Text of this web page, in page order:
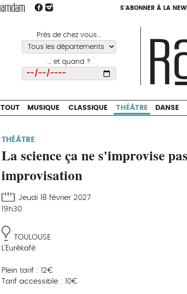
S'ABONNER À LA
Près de chez vous...
... et quand ?
S'ABONNER À LA
TOUT MUSIQUE CLASSIQUE THÉÂTRE DANSE
THÉÂTRE
La science ça ne s'improvise
improvisation
Jeudi 18 février 2027
19h30
TOULOUSE
L'Eurêkafé
Plein tarif : 12€
Tarif accessible : 10€